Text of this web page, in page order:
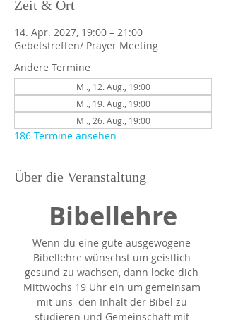
Zeit & Ort
14. Apr. 2027, 19:00 – 21:00
Gebetstreffen/ Prayer Meeting
Andere Termine
Mi., 12. Aug., 19:00
Mi., 19. Aug., 19:00
Mi., 26. Aug., 19:00
186 Termine ansehen
Über die Veranstaltung
Bibellehre
Wenn du eine gute ausgewogene
Bibellehre wünschst um geistlich
gesund zu wachsen, dann locke dich
Mittwochs 19 Uhr ein um gemeinsam
mit uns  den Inhalt der Bibel zu
studieren und Gemeinschaft mit